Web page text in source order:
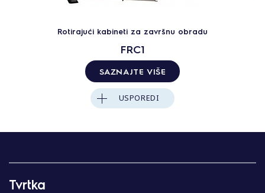
Rotirajući kabineti za završnu obradu
FRC1
SAZNAJTE VIŠE
USPOREDI
Tvrtka